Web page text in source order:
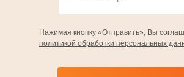
Нажимая кнопку «Отправить», Вы
политикой обработки персональных